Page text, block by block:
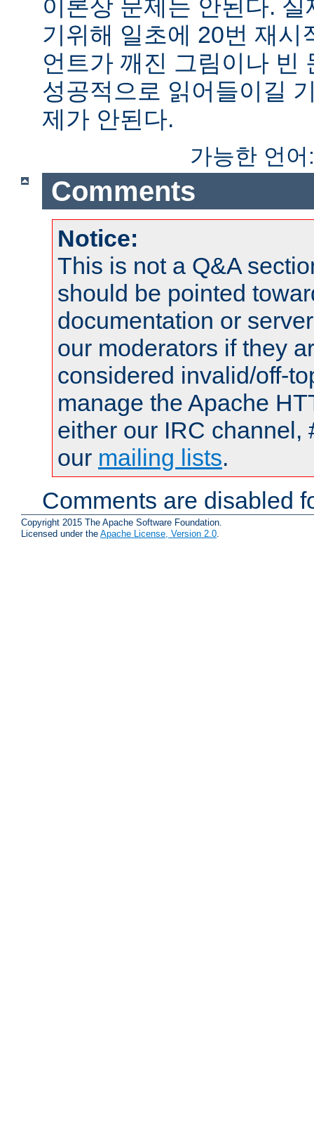
이론상 문제는 안된다.
기위해 일초에 20번 재시
언트가 깨진 그림이나 빈
성공적으로 읽어들이길
제가 안된다.
가능한 언
Comments
Notice:
This is not a Q&A
should be pointed
documentation or
our moderators if they
considered invalid/off-
manage the Apache
either our IRC channel,
our mailing lists.
Comments are disabled
Copyright 2015 The Apache Software Foundation.
Licensed under the Apache License, Version 2.0.